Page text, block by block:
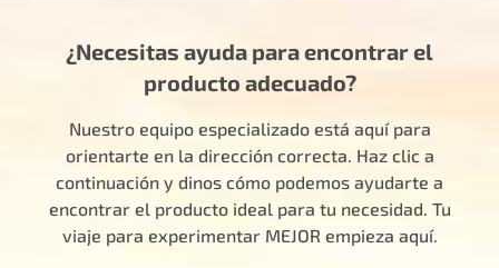
¿Necesitas ayuda para encontrar el
producto adecuado?
Nuestro equipo especializado está aquí para
orientarte en la dirección correcta. Haz clic a
continuación y dinos cómo podemos ayudarte a
encontrar el producto ideal para tu necesidad. Tu
viaje para experimentar MEJOR empieza aquí.